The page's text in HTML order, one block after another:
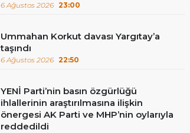
6 Ağustos 2026 23:00
Ummahan Korkut davası Yargıtay’a
taşındı
6 Ağustos 2026 22:50
YENİ Parti’nin basın özgürlüğü
ihlallerinin araştırılmasına ilişkin
önergesi AK Parti ve MHP’nin oylarıyla
reddedildi